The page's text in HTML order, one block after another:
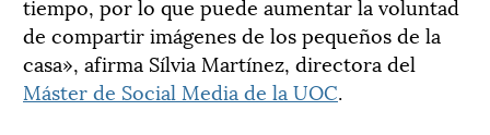
de compartir imágenes de los pequeños de la
casa», afirma Sílvia Martínez, directora del
Máster de Social Media de la UOC.